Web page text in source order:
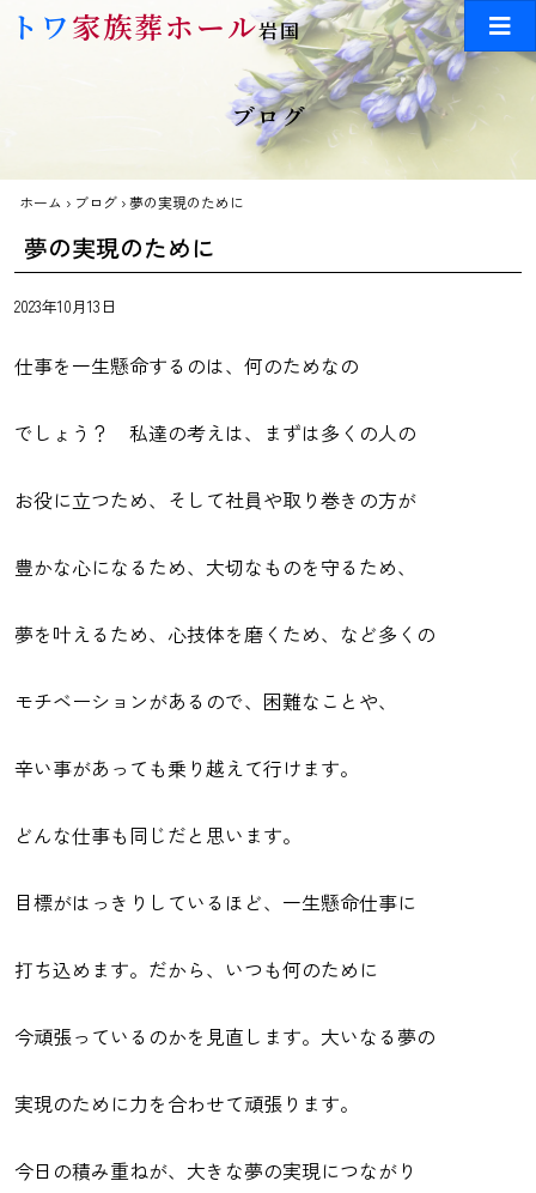
Skip to main content
トワ家族葬ホール岩国
ブログ
ホーム › ブログ ›夢の実現のために
夢の実現のために
2023年10月13日
仕事を一生懸命するのは、何のためなの
でしょう？ 私達の考えは、まずは多くの人の
お役に立つため、そして社員や取り巻きの方が
豊かな心になるため、大切なものを守るため、
夢を叶えるため、心技体を磨くため、など多くの
モチベーションがあるので、困難なことや、
辛い事があっても乗り越えて行けます。
どんな仕事も同じだと思います。
目標がはっきりしているほど、一生懸命仕事に
打ち込めます。だから、いつも何のために
今頑張っているのかを見直します。大いなる夢の
実現のために力を合わせて頑張ります。
今日の積み重ねが、大きな夢の実現につながり